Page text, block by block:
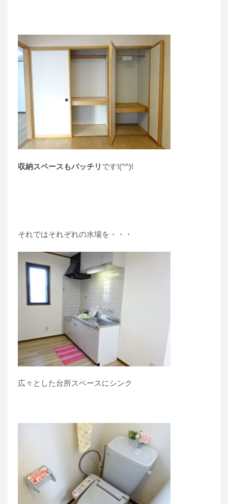
収納スペースもバッチリ です!(^^)!
それではそれぞれの水場を・・・
広々とした台所スペースにシンク